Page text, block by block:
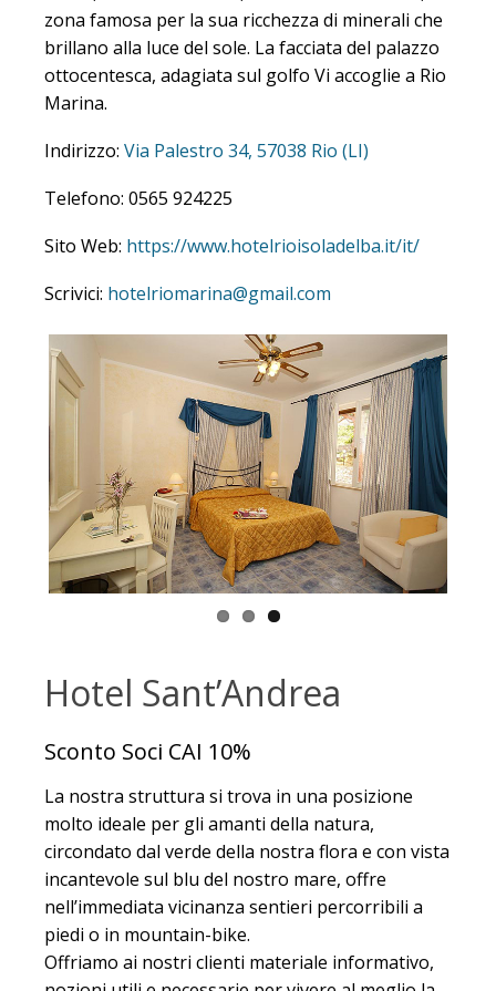
d’Elba, di fronte al mare, sulla Costa che Brilla,
zona famosa per la sua ricchezza di minerali che
brillano alla luce del sole. La facciata del palazzo
ottocentesca, adagiata sul golfo Vi accoglie a Rio
Via Palestro 34, 57038 Rio (LI)
https://www.hotelrioisoladelba.it/it/
hotelriomarina@gmail.com
Hotel Sant’Andrea
Sconto Soci CAI 10%
La nostra struttura si trova in una posizione
molto ideale per gli amanti della natura,
circondato dal verde della nostra flora e con vista
incantevole sul blu del nostro mare, offre
nell’immediata vicinanza sentieri percorribili a
piedi o in mountain-bike.
Offriamo ai nostri clienti materiale informativo,